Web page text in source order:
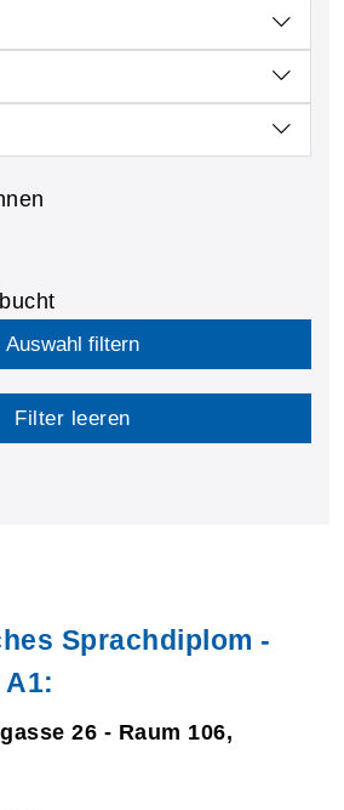
Auswahl filtern
Filter leeren
Sprachdiplom -
26 - Raum 106,